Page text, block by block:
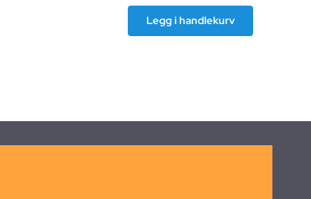
Legg i handlekurv